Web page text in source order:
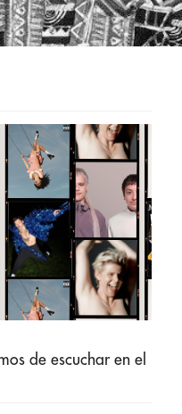
de escuchar en el